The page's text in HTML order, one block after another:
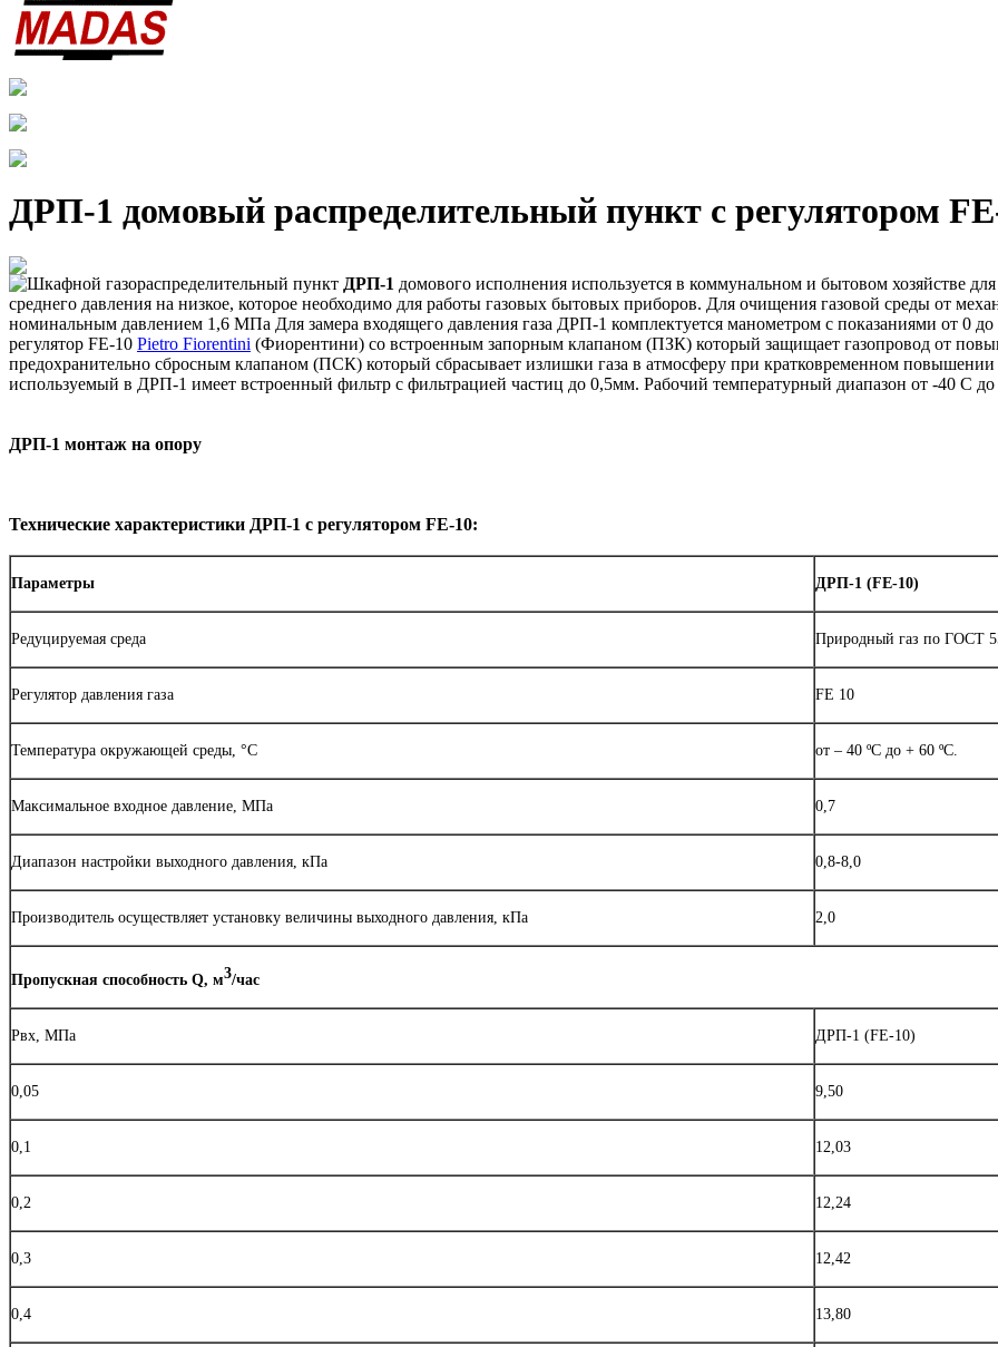
ДРП-1 домовый распределительный пункт с регулятором
Шкафной газораспределительный пункт ДРП-1 домового исполнения используется в коммунальном и бытовом хозяйстве
среднего давления на низкое, которое необходимо для работы газовых бытовых приборов. Для очищения газовой среды от
номинальным давлением 1,6 МПа Для замера входящего давления газа ДРП-1 комплектуется манометром с показаниями от 0
регулятор FE-10 Pietro Fiorentini (Фиорентини) со встроенным запорным клапаном (ПЗК) который защищает газопровод от
предохранительно сбросным клапаном (ПСК) который сбрасывает излишки газа в атмосферу при кратковременном
используемый в ДРП-1 имеет встроенный фильтр с фильтрацией частиц до 0,5мм. Рабочий температурный диапазон от -40 С
ДРП-1 монтаж на опору
Технические характеристики ДРП-1 с регулятором FE-10:
Параметры ДРП-1 (FE-10)
Редуцируемая среда Природный газ по ГОСТ
Регулятор давления газа FE 10
Температура окружающей среды, °С от – 40 ºС до + 60 ºC.
Максимальное входное давление, МПа 0,7
Диапазон настройки выходного давления, кПа 0,8-8,0
Производитель осуществляет установку величины выходного давления, кПа 2,0
Пропускная способность Q, м3/час
Рвх, МПа ДРП-1 (FE-10)
0,05 9,50
0,1 12,03
0,2 12,24
0,3 12,42
0,4 13,80